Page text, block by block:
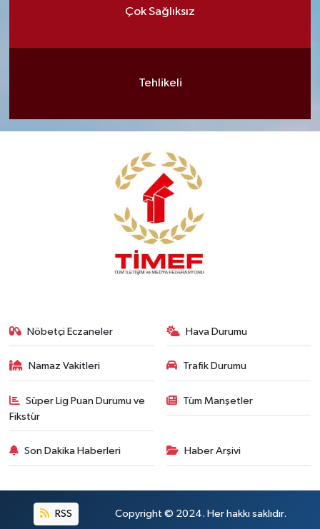
Çok Sağlıksız
Tehlikeli
Nöbetçi Eczaneler Hava Durumu
Namaz Vakitleri Trafik Durumu
Süper Lig Puan Durumu ve
Fikstür
Tüm Manşetler
Son Dakika Haberleri Haber Arşivi
RSS Copyright © 2024. Her hakkı saklıdır.